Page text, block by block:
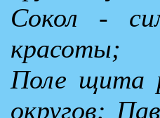
Сокол -
красоты;
Поле щита
округов: